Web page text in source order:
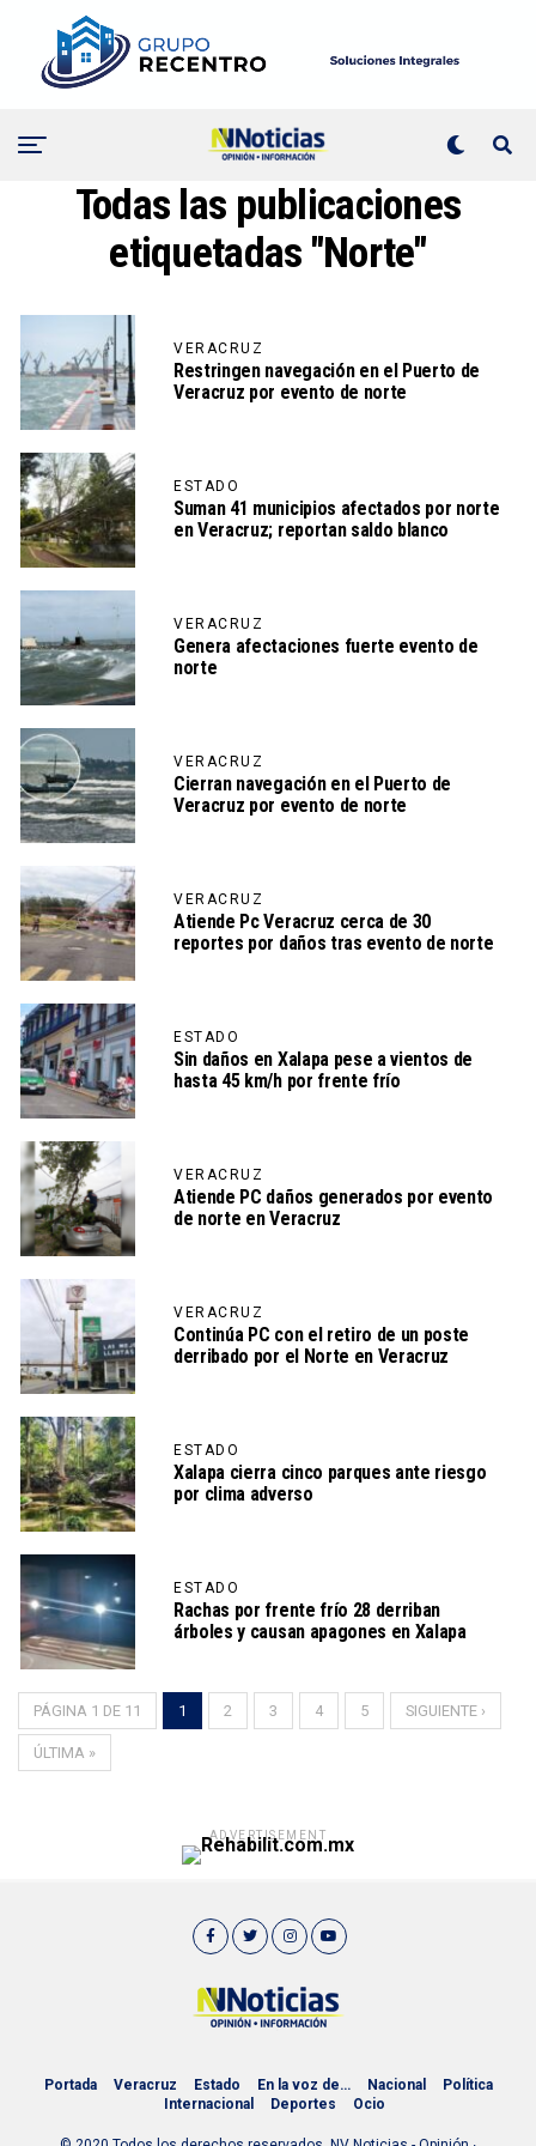
Todas las publicaciones
etiquetadas "Norte"
VERACRUZ
Restringen navegación en el Puerto de
Veracruz por evento de norte
ESTADO
Suman 41 municipios afectados por norte
en Veracruz; reportan saldo blanco
VERACRUZ
Genera afectaciones fuerte evento de
norte
VERACRUZ
Cierran navegación en el Puerto de
Veracruz por evento de norte
VERACRUZ
Atiende Pc Veracruz cerca de 30
reportes por daños tras evento de norte
ESTADO
Sin daños en Xalapa pese a vientos de
hasta 45 km/h por frente frío
VERACRUZ
Atiende PC daños generados por evento
de norte en Veracruz
VERACRUZ
Continúa PC con el retiro de un poste
derribado por el Norte en Veracruz
ESTADO
Xalapa cierra cinco parques ante riesgo
por clima adverso
ESTADO
Rachas por frente frío 28 derriban
árboles y causan apagones en Xalapa
PÁGINA 1 DE 11 1 2 3 4 5 SIGUIENTE ›
ÚLTIMA »
ADVERTISEMENT
Portada Veracruz Estado En la voz de… Nacional
Política
Internacional
Deportes Ocio